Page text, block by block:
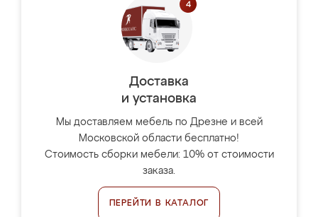
Доставка
и установка
Мы доставляем мебель по Дрезне и всей
Московской области бесплатно!
Стоимость сборки мебели: 10% от стоимости
заказа.
ПЕРЕЙТИ В КАТАЛОГ